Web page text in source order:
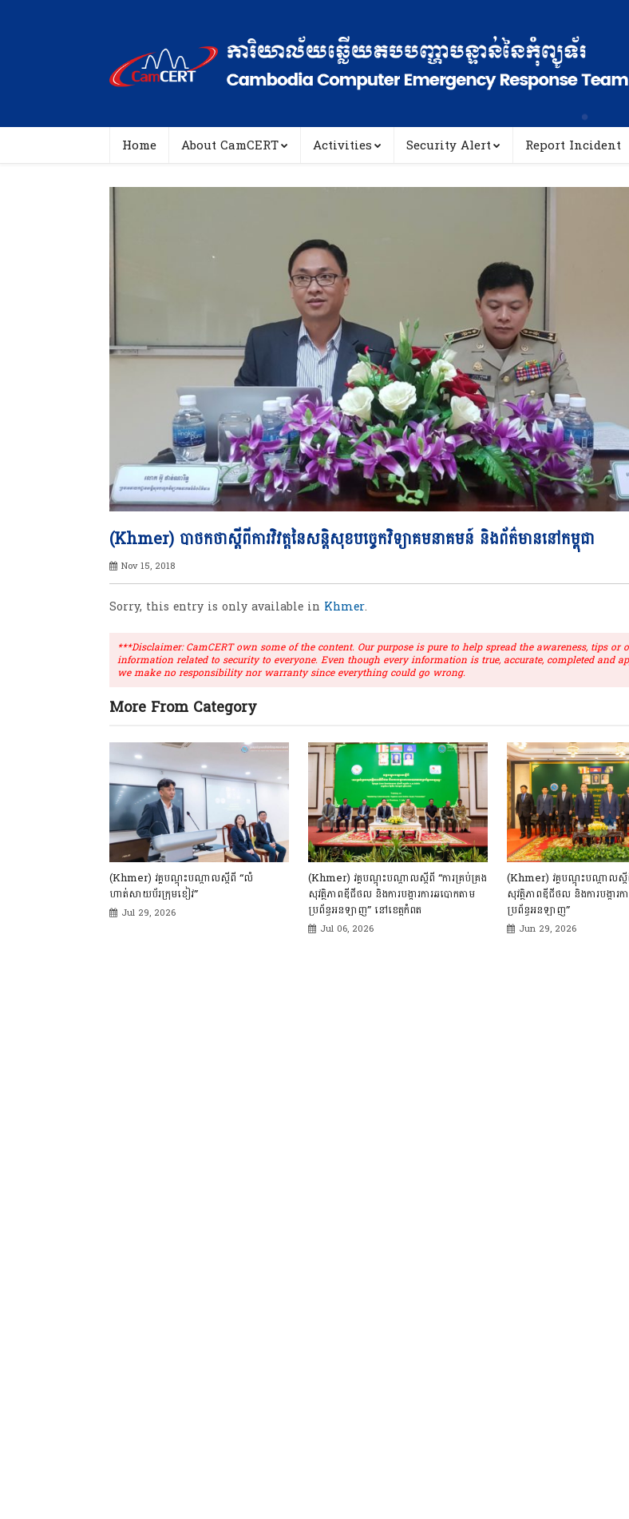
Home About CamCERT Activities Security Alert Report Incident
(Khmer) បាថកថាស្តីពីការវិវត្តនៃសន្តិសុខបច្ចេកវិទ្យាគមនាគមន៍ និងព័ត៌មាននៅកម្ពុជា
Nov 15, 2018
Sorry, this entry is only available in Khmer.
***Disclaimer: CamCERT own some of the content. Our purpose is pure to help spread the awareness, tips or
information related to security to everyone. Even though every information is true, accurate, completed and
we make no responsibility nor warranty since everything could go wrong.
More From Category
(Khmer) វគ្គបណ្ដុះបណ្ដាលស្ដីពី “លំ
ហាត់សាយប័រក្រុមខៀវ”
Jul 29, 2026
(Khmer) វគ្គបណ្ដុះបណ្ដាលស្ដីពី “ការគ្រប់គ្រង
សុវត្ថិភាពឌីជីថល និងការបង្ការការឆបោកតាម
ប្រព័ន្ធអនឡាញ” នៅខេត្តកំពត
Jul 06, 2026
(Khmer) វគ្គបណ្ដុះបណ្ដាលស្ដី
សុវត្ថិភាពឌីជីថល និងការបង្ការ
ប្រព័ន្ធអនឡាញ”
Jun 29, 2026